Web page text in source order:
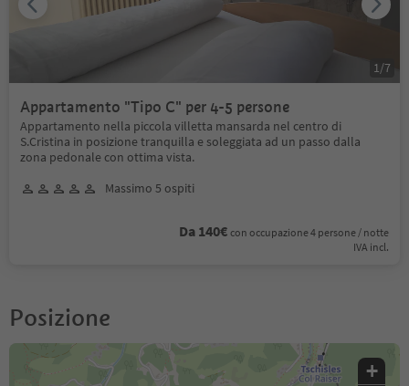
Appartamento "Tipo C" per 4-5 persone
Appartamento nella piccola villetta mansarda nel centro di
S.Cristina in posizione tranquilla e soleggiata ad un passo dalla
zona pedonale con ottima vista.
Massimo 5 ospiti
Da 140€ con occupazione 4 persone / notte
IVA incl.
1/7
Posizione
+